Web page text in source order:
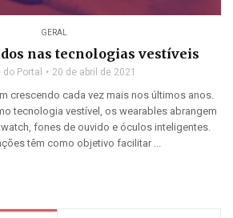
GERAL
nas tecnologias vestíveis
do Portal 20 de abril de 2021
crescendo cada vez mais nos últimos anos.
tecnologia vestível, os wearables abrangem
fones de ouvido e óculos inteligentes.
têm como objetivo facilitar ...